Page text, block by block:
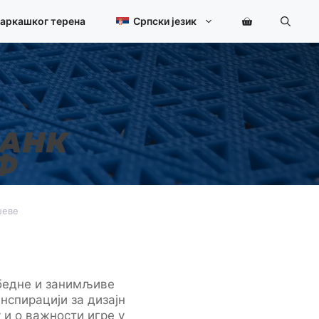
терена Српски језик
и занимљиве
за дизајн
о важности игре у